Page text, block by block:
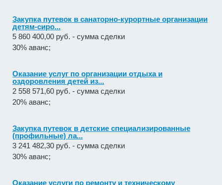
Закупка путевок в санаторно-курортные организации
детям-сиро...
5 860 400,00 руб. - сумма сделки
30% аванс;
Оказание услуг по организации отдыха и
оздоровления детей из...
2 558 571,60 руб. - сумма сделки
20% аванс;
Закупка путевок в детские специализированные
(профильные) ла...
3 241 482,30 руб. - сумма сделки
30% аванс;
Оказание услуги по ремонту и техническому